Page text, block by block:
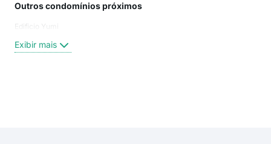
Outros condomínios próximos
Edificio Yumi
Exibir mais